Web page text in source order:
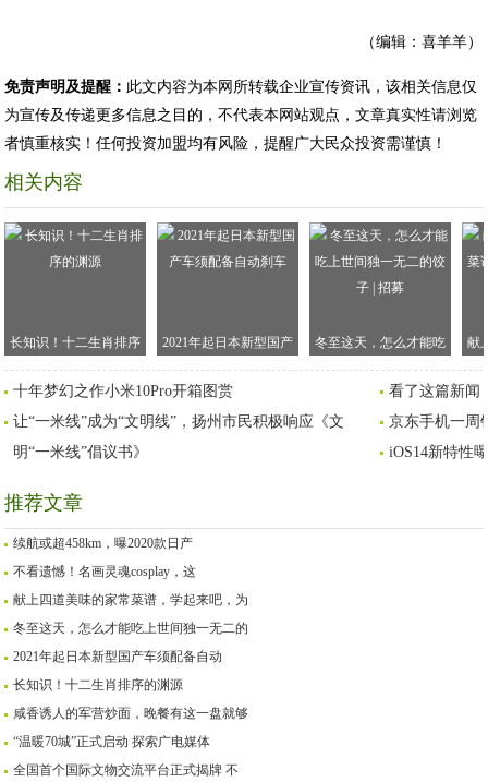
（编辑：喜羊羊）
免责声明及提醒： 此文内容为本网所转载企业宣传资讯，该相关信息仅
为宣传及传递更多信息之目的，不代表本网站观点，文章真实性请浏览
者慎重核实！任何投资加盟均有风险，提醒广大民众投资需谨慎！
相关内容
长知识！十二生肖排序
的渊源
2021年起日本新型国产
车须配备自动刹车
冬至这天，怎么才能吃
上世间独一无二的饺子 |
招募
献
谱
十年梦幻之作小米10Pro开箱图赏
看了这篇新闻
让“一米线”成为“文明线”，扬州市民积极响应《文
明“一米线”倡议书》
京东手机一周
iOS14新特性
推荐文章
续航或超458km，曝2020款日产
不看遗憾！名画灵魂cosplay，这
献上四道美味的家常菜谱，学起来吧，为
冬至这天，怎么才能吃上世间独一无二的
2021年起日本新型国产车须配备自动
长知识！十二生肖排序的渊源
咸香诱人的军营炒面，晚餐有这一盘就够
“温暖70城”正式启动 探索广电媒体
全国首个国际文物交流平台正式揭牌 不